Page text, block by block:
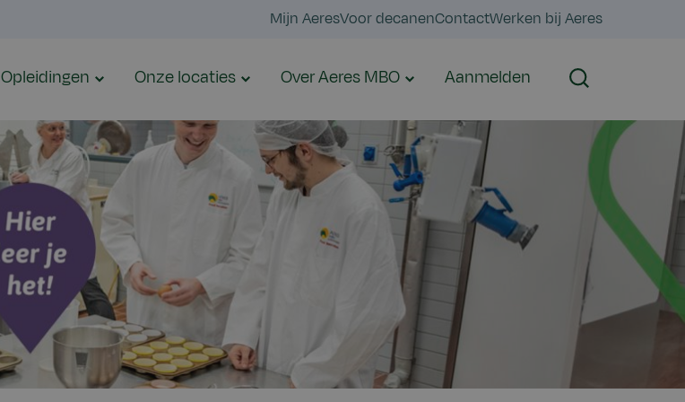
Mijn AeresVoor decanenContactWerken bij Aeres
Opleidingen Onze locaties Over Aeres MBO Aanmelden Zoeken